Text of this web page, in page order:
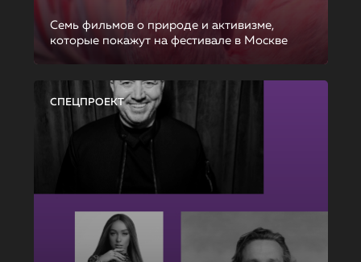
Семь фильмов о природе и активизме,
которые покажут на фестивале в Москве
СПЕЦПРОЕКТ